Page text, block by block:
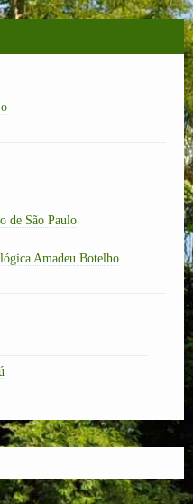
de São Paulo
Amadeu Botelho